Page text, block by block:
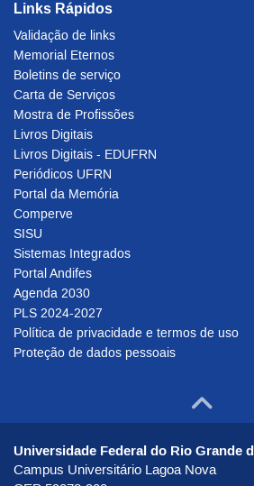
Links Rápidos
Validação de links
Memorial Eternos
Boletins de serviço
Carta de Serviços
Mostra de Profissões
Livros Digitais
Livros Digitais - EDUFRN
Periódicos UFRN
Portal da Memória
Comperve
SISU
Sistemas Integrados
Portal Andifes
Agenda 2030
PLS 2024-2027
Política de privacidade e termos de uso
Proteção de dados pessoais
Ir
Universidade Federal do Rio Grande
Campus Universitário Lagoa Nova